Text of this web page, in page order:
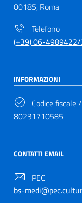
00185, Roma
Telefono
(+39) 06-4989422/
INFORMAZIONI
Codice fiscale
80231710585
CONTATTI EMAIL
PEC
bs-